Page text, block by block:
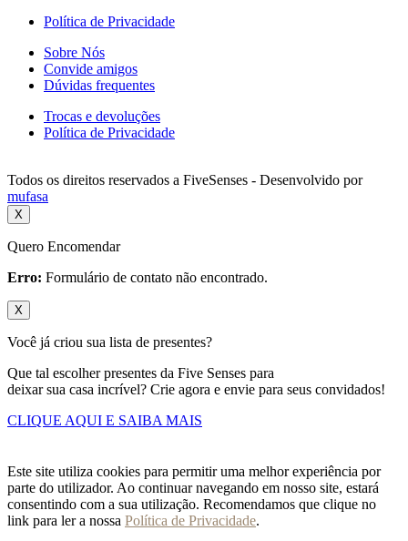
Política de Privacidade
Sobre Nós
Convide amigos
Dúvidas frequentes
Trocas e devoluções
Política de Privacidade
Todos os direitos reservados a FiveSenses - Desenvolvido por
mufasa
X
Quero Encomendar
Erro: Formulário de contato não encontrado.
X
Você já criou sua lista de presentes?
Que tal escolher presentes da Five Senses para
deixar sua casa incrível? Crie agora e envie para seus convidados!
CLIQUE AQUI E SAIBA MAIS
Este site utiliza cookies para permitir uma melhor experiência por
parte do utilizador. Ao continuar navegando em nosso site, estará
consentindo com a sua utilização. Recomendamos que clique no
link para ler a nossa Política de Privacidade.